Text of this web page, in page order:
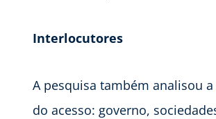
Interlocutores
A pesquisa também analisou
do acesso: governo,